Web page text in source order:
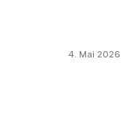
4. Mai 2026